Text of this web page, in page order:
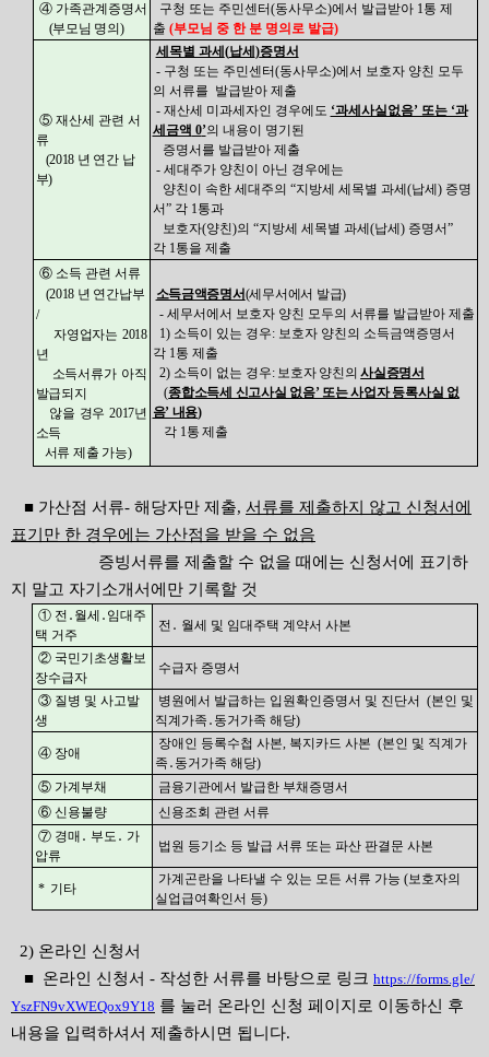
④ 가족관계증명서
(부모님 명의 )
구청 또는 주민센터(동사무소)에서 발급받아1통 제
출 (부모님 중 한 분 명의로 발급)
⑤ 재산세 관련 서
류
(2018 년 연간 납
부)
세목별 과세 (납세 )증명서
- 구청 또는 주민센터(동사무소)에서 보호자 양친 모두
의 서류를 발급받아 제출
- 재산세 미과세자인 경우에도 ‘과세사실없음’ 또는 ‘과
세금액 0’의 내용이 명기된
증명서를 발급받아 제출
- 세대주가 양친이 아닌 경우에는
양친이 속한 세대주의 “지방세 세목별 과세 (납세 ) 증명
서” 각1통과
보호자(양친)의 “지방세 세목별 과세 (납세 ) 증명서”
각1통을 제출
⑥ 소득 관련 서류
(2018 년 연간납부
/
자영업자는 2018
년
소득서류가 아직
발급되지
않을 경우 2017년
소득
서류 제출 가능)
소득금액증명서(세무서에서 발급)
- 세무서에서 보호자 양친 모두의 서류를 발급받아 제출
1) 소득이 있는 경우: 보호자 양친의 소득금액증명서
각1통 제출
2) 소득이 없는 경우: 보호자 양친의사실증명서
(종합소득세 신고사실 없음’ 또는 사업자 등록사실 없
음’ 내용)
각 1통 제출
■ 가산점 서류- 해당자만 제출, 서류를 제출하지 않고 신청서에
표기만 한 경우에는 가산점을 받을 수 없음
증빙서류를 제출할 수 없을 때에는 신청서에 표기하
지 말고 자기소개서에만 기록할 것
① 전 ․ 월세 ․ 임대주
택 거주
전 ․ 월세 및 임대주택 계약서 사본
② 국민기초생활보
장수급자
수급자 증명서
③ 질병 및 사고발
생
병원에서 발급하는 입원확인증명서 및 진단서 (본인 및
직계가족 ․ 동거가족 해당)
④ 장애
장애인 등록수첩 사본, 복지카드 사본 (본인 및 직계가
족 ․ 동거가족 해당)
⑤ 가계부채
금융기관에서 발급한 부채증명서
⑥ 신용불량
신용조회 관련 서류
⑦ 경매 ․ 부도 ․ 가
압류
법원 등기소 등 발급 서류 또는 파산 판결문 사본
* 기타
가계곤란을 나타낼 수 있는 모든 서류 가능 (보호자의
실업급여확인서 등)
2) 온라인 신청서
■ 온라인 신청서 - 작성한 서류를 바탕으로 링크 https://forms.gle/
YszFN9vXWEQox9Y18 를 눌러 온라인 신청 페이지로 이동하신 후
내용을 입력하셔서 제출하시면 됩니다.